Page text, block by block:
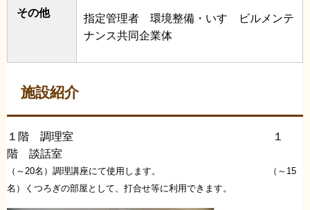
その他 指定管理者 環境整備・ いすゞビルメンテ
ナンス共同企業体
施設紹介
１階 調理室 １
階 談話室
（～20名）調理講座にて使用します。 （～15
名）くつろぎの部屋として、打合せ等に利用できます。